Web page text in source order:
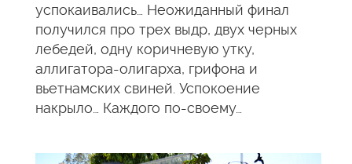
успокаивались… Неожиданный финал
получился про трех выдр, двух черных
лебедей, одну коричневую утку,
аллигатора-олигарха, грифона и
вьетнамских свиней. Успокоение
накрыло… Каждого по-своему…